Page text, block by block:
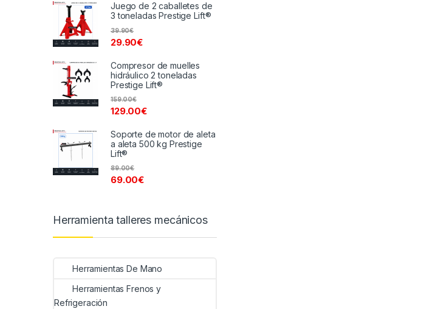
Juego de 2 caballetes de
3 toneladas Prestige Lift®
29.90€
39.90€
Compresor de muelles
hidráulico 2 toneladas
Prestige Lift®
129.00€
159.00€
Soporte de motor de aleta
a aleta 500 kg Prestige
Lift®
69.00€
89.00€
Herramienta talleres mecánicos
Herramientas De Mano
Herramientas Frenos y
Refrigeración